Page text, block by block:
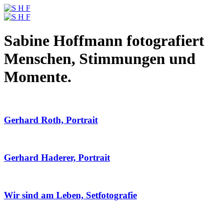
Sabine Hoffmann fotografiert
Menschen, Stimmungen und
Momente.
Gerhard Roth, Portrait
Gerhard Haderer, Portrait
Wir sind am Leben, Setfotografie